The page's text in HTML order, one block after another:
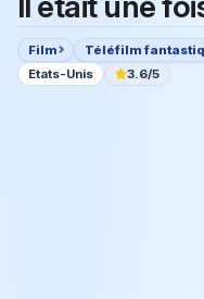
Film Téléfilm
Etats-Unis
3.6/5